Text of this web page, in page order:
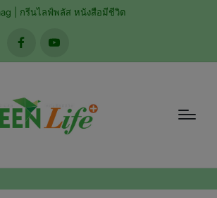
| กรีนไลฟ์พลัส หนังสือมีชีวิต
facebookyoutube
modal-check